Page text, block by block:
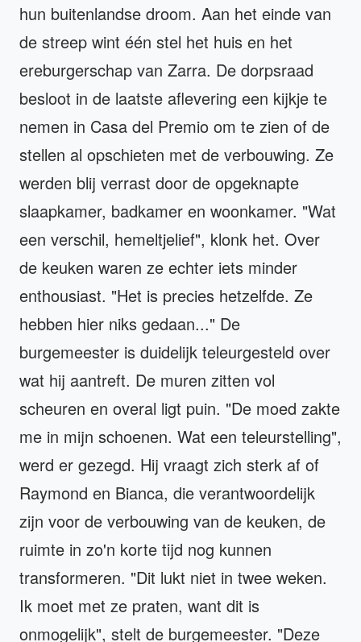
hun buitenlandse droom. Aan het einde van
de streep wint één stel het huis en het
ereburgerschap van Zarra. De dorpsraad
besloot in de laatste aflevering een kijkje te
nemen in Casa del Premio om te zien of de
stellen al opschieten met de verbouwing. Ze
werden blij verrast door de opgeknapte
slaapkamer, badkamer en woonkamer. "Wat
een verschil, hemeltjelief", klonk het. Over
de keuken waren ze echter iets minder
enthousiast. "Het is precies hetzelfde. Ze
hebben hier niks gedaan..." De
burgemeester is duidelijk teleurgesteld over
wat hij aantreft. De muren zitten vol
scheuren en overal ligt puin. "De moed zakte
me in mijn schoenen. Wat een teleurstelling",
werd er gezegd. Hij vraagt zich sterk af of
Raymond en Bianca, die verantwoordelijk
zijn voor de verbouwing van de keuken, de
ruimte in zo'n korte tijd nog kunnen
transformeren. "Dit lukt niet in twee weken.
Ik moet met ze praten, want dit is
onmogelijk", stelt de burgemeester. "Deze